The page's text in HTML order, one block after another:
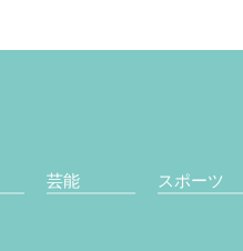
芸能 スポーツ